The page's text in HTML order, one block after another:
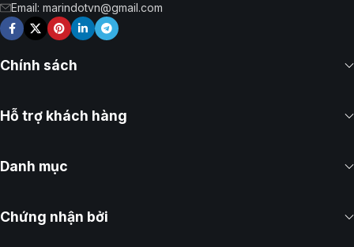
Email: marindotvn@gmail.com
Chính sách
Hỗ trợ khách hàng
Danh mục
Chứng nhận bởi